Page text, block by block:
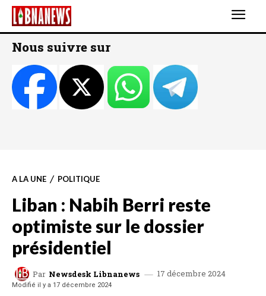
Nous suivre sur
A LA UNE POLITIQUE
Liban : Nabih Berri reste
optimiste sur le dossier
présidentiel
Par Newsdesk Libnanews 17 décembre 2024
Modifié il y a 17 décembre 2024